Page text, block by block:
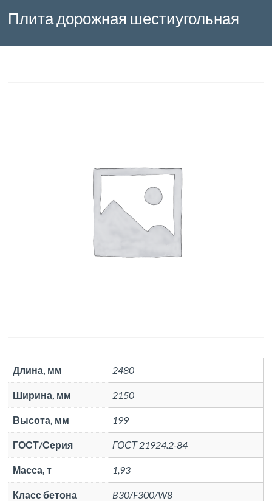
Плита дорожная шестиугольная
Длина, мм 2480
Ширина, мм 2150
Высота, мм 199
ГОСТ/Серия ГОСТ 21924.2-84
Масса, т 1,93
Класс бетона B30/F300/W8